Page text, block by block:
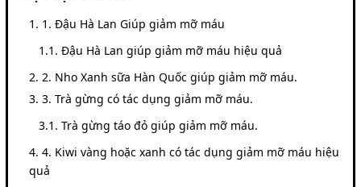
1. Đậu Hà Lan Giúp giảm mỡ máu
Đậu Hà Lan giúp giảm mỡ máu hiệu quả
2. Nho Xanh sữa Hàn Quốc giúp giảm mỡ máu.
3. Trà gừng có tác dụng giảm mỡ máu.
Trà gừng táo đỏ giúp giảm mỡ máu.
4. Kiwi vàng hoặc xanh có tác dụng giảm mỡ máu hiệu
quả